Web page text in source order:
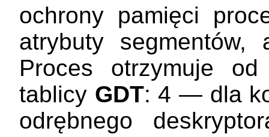
ochrony pamięci
atrybuty
Proces otrzymuje
tablicy GDT: 4 — dla
odrębnego